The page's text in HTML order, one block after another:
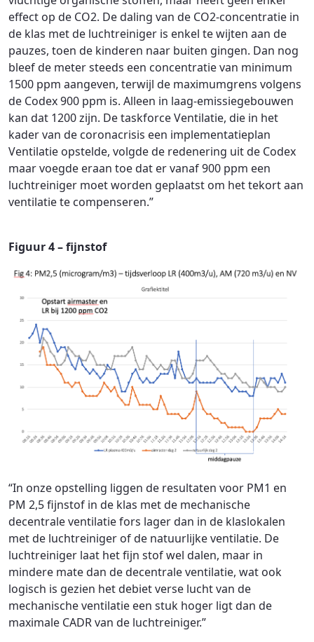
effect op de CO2. De daling van de CO2-concentratie in
de klas met de luchtreiniger is enkel te wijten aan de
pauzes, toen de kinderen naar buiten gingen. Dan nog
bleef de meter steeds een concentratie van minimum
1500 ppm aangeven, terwijl de maximumgrens volgens
de Codex 900 ppm is. Alleen in laag-emissiegebouwen
kan dat 1200 zijn. De taskforce Ventilatie, die in het
kader van de coronacrisis een implementatieplan
Ventilatie opstelde, volgde de redenering uit de Codex
maar voegde eraan toe dat er vanaf 900 ppm een
luchtreiniger moet worden geplaatst om het tekort aan
ventilatie te compenseren.”
Figuur 4 – fijnstof
“In onze opstelling liggen de resultaten voor PM1 en
PM 2,5 fijnstof in de klas met de mechanische
decentrale ventilatie fors lager dan in de klaslokalen
met de luchtreiniger of de natuurlijke ventilatie. De
luchtreiniger laat het fijn stof wel dalen, maar in
mindere mate dan de decentrale ventilatie, wat ook
logisch is gezien het debiet verse lucht van de
mechanische ventilatie een stuk hoger ligt dan de
maximale CADR van de luchtreiniger.”